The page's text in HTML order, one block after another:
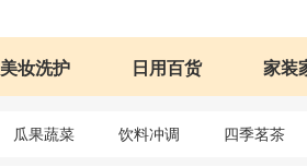
美妆洗护 日用百货 家装
瓜果蔬菜 饮料冲调 四季茗茶